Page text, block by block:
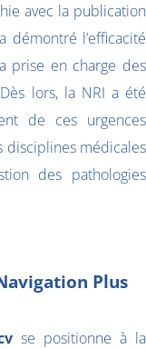
avec la publication
démontré l’efficacité
prise en charge des
lors, la NRI a été
de ces urgences
disciplines médicales
des pathologies
Plus
se positionne à la